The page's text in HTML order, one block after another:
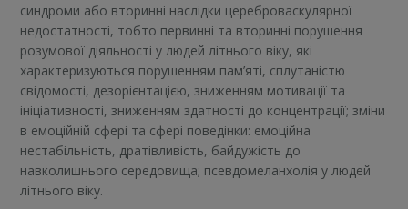
синдроми або вторинні наслідки цереброваскулярної
недостатності, тобто первинні та вторинні порушення
розумової діяльності у людей літнього віку, які
характеризуються порушенням пам’яті, сплутаністю
свідомості, дезорієнтацією, зниженням мотивації та
ініціативності, зниженням здатності до концентрації; зміни
в емоційній сфері та сфері поведінки: емоційна
нестабільність, дратівливість, байдужість до
навколишнього середовища; псевдомеланхолія у людей
літнього віку.